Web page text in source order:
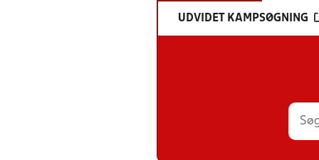
UDVIDET KAMPSØGNING